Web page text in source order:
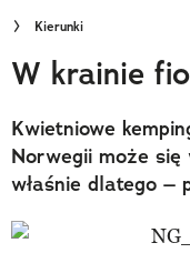
Wielki Konkurs
Trendbook Podróżniczy
Polecane
Kierunki
W krainie
Kwietniowe
Norwegii może
właśnie dlatego –